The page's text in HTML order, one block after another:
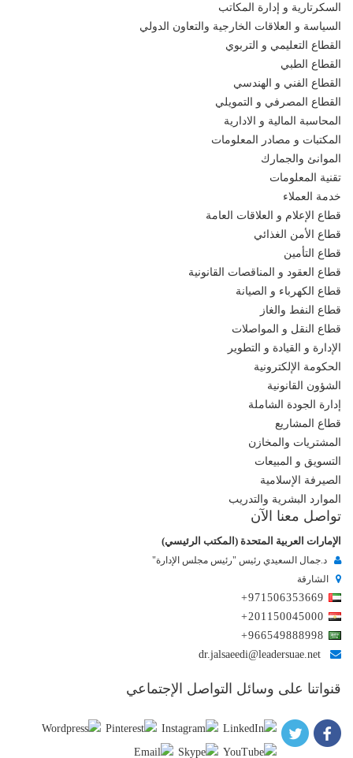
السكرتارية و إدارة المكاتب
السياسة و العلاقات الخارجية والتعاون الدولي
القطاع التعليمي و التربوي
القطاع الطبي
القطاع الفني و الهندسي
القطاع المصرفي و التمويلي
المحاسبة المالية و الادارية
المكتبات و مصادر المعلومات
الموانئ والجمارك
تقنية المعلومات
خدمة العملاء
قطاع الإعلام و العلاقات العامة
قطاع الأمن الغذائي
قطاع التأمين
قطاع العقود و المناقصات القانونية
قطاع الكهرباء و الصيانة
قطاع النفط والغاز
قطاع النقل و المواصلات
الإدارة و القيادة و التطوير
الحكومة الإلكترونية
الشؤون القانونية
إدارة الجودة الشاملة
قطاع المشاريع
المشتريات والمخازن
التسويق و المبيعات
الصيرفة الإسلامية
الموارد البشرية والتدريب
تواصل معنا الآن
الإمارات العربية المتحدة (المكتب الرئيسي)
د.جمال السعيدي رئيس "رئيس مجلس الإدارة"
الشارقة
+971506353669
+201150045000
+966549888998
dr.jalsaeedi@leadersuae.net
قنواتنا على وسائل التواصل الإجتماعي